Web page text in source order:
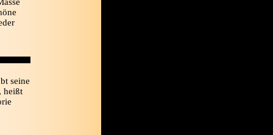
seine
heißt